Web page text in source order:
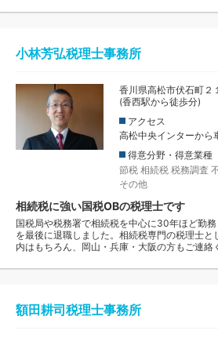
小林芳弘税理士事務所
香川県高松市伏石町２
(香西駅から徒歩分)
アクセス
高松中央インターから
得意分野・得意業種
節税 相続税 税務調査
その他
相続税に強い国税OBの税理士です
国税局や税務署で相続税を中心に30年ほど勤
を最後に退職しました。相続税専門の税理士と
内はもちろん、岡山・兵庫・大阪の方もご連絡
額田耕司税理士事務所